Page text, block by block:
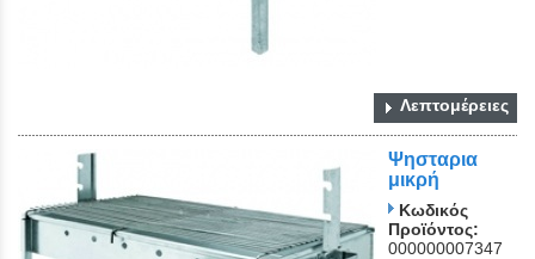
Λεπτομέρειες
Ψησταρια
μικρή
Κωδικός
Προϊόντος:
000000007347